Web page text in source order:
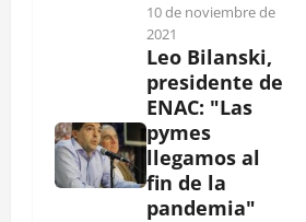
10 de noviembre de
2021
Leo Bilanski,
presidente de
ENAC: "Las
pymes
llegamos al
fin de la
pandemia"